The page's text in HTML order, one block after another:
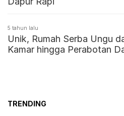
5 tahun lalu
Unik, Rumah Serba Ungu
Kamar hingga Perabotan
TRENDING